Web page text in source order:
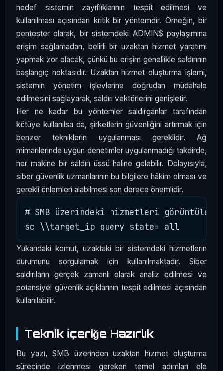
hedef sistemin zayıflıklarının tespit edilmesi ve
kullanılması açısından kritik bir yöntemdir. Örneğin, bir
pentester olarak, bir sistemdeki ADMIN$ paylaşımına
erişim sağlamadan, belirli bir uzaktan hizmet yaratımı
yapmak zor olacak, çünkü bu erişim genellikle saldırının
başlangıç noktasıdır. Uzaktan hizmet oluşturma işlemi,
sistemin yönetim işlevlerine doğrudan müdahale
edilmesini sağlayarak, saldırı vektörlerini genişletir.
Her ne kadar bu yöntemler saldırganlar tarafından
kötüye kullanılsa da, şirketlerin güvenliğini artırmak için
benzer tekniklerin uygulanması gereklidir. Ağ
mimarilerinde uygun denetimler uygulanmadığı takdirde,
her makine bir saldırı üssü haline gelebilir. Dolayısıyla,
siber güvenlik uzmanlarının bu bilgilere hâkim olması ve
gerekli önlemleri alabilmesi son derece önemlidir.
# SMB üzerindeki hizmetleri
Yukarıdaki komut, uzaktaki bir sistemdeki hizmetlerin
durumunu sorgulamak için kullanılmaktadır. Siber
saldırıların gerçek zamanlı olarak analiz edilmesi ve
potansiyel güvenlik açıklarının tespit edilmesi açısından
kullanılabilir.
Teknik İçeriğe Hazırlık
Bu yazı, SMB üzerinden uzaktan hizmet oluşturma
sürecinde izlenmesi gereken temel adımları ele